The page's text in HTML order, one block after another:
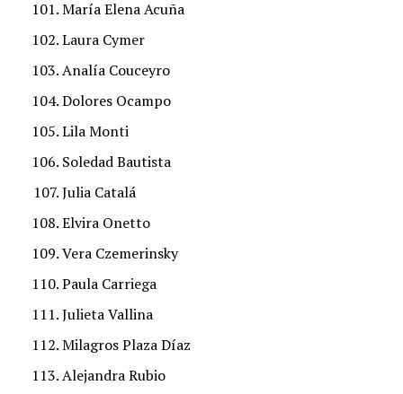
María Elena Acuña
Laura Cymer
Analía Couceyro
Dolores Ocampo
Lila Monti
Soledad Bautista
Julia Catalá
Elvira Onetto
Vera Czemerinsky
Paula Carriega
Julieta Vallina
Milagros Plaza Díaz
Alejandra Rubio